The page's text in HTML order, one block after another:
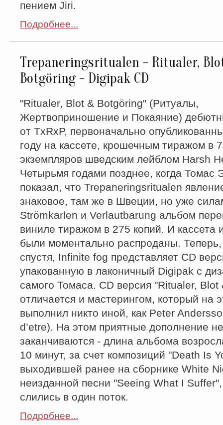
пением Jiri.
Подробнее...
Trepaneringsritualen - Ritualer,
Botgöring - Digipak CD
"Ritualer, Blot & Botgöring" (Ритуалы,
Жертвоприношение и Покаяние)
от TxRxP, первоначально
году на кассете, крошечным тиражом в
экземпляров шведским лейблом Harsh
Четырьмя годами позднее, когда Томас
показал, что Trepaneringsritualen
знаковое, там же в Швеции, но уже
Strömkarlen и Verlautbarung альбом
виниле тиражом в 275 копий. И кассета
были моментально распроданы.
спустя, Infinite fog представляет CD
упакованную в лаконичный Digipak с
самого Томаса. CD версия "Ritualer, Blot
отличается и мастерингом, который на
выполнил никто иной, как Peter
d’etre). На этом приятные дополнение не
заканчиваются - длина альбома
10 минут, за счет композиций "Death Is
выходившей ранее на сборнике White
неизданной песни "Seeing What I
слились в один поток.
Подробнее...